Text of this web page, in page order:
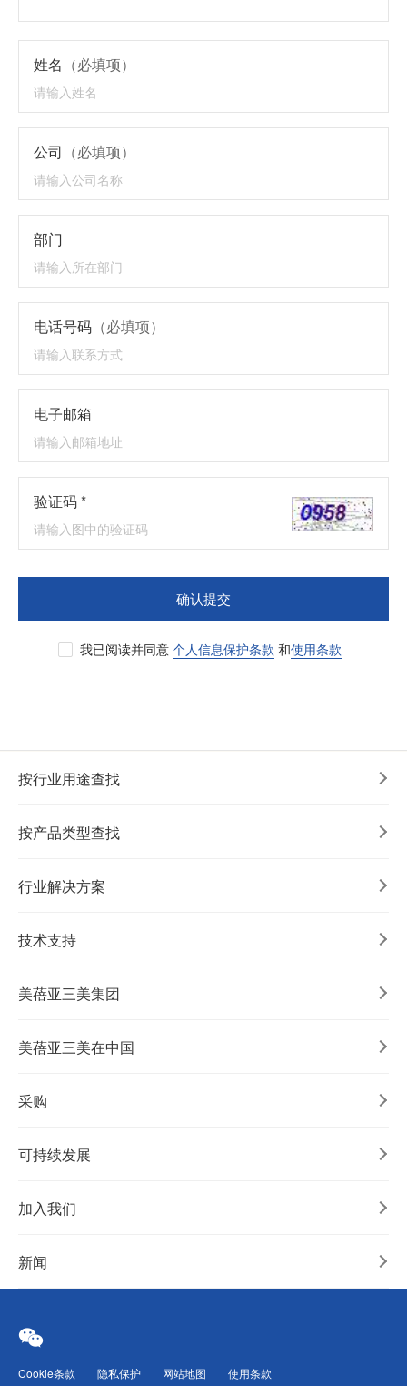
姓名 （必填项）
公司 （必填项）
部门
电话号码 （必填项）
电子邮箱
验证码 *
确认提交
我已阅读并同意 个人信息保护条款 和使用条款
按行业用途查找
按产品类型查找
行业解决方案
技术支持
美蓓亚三美集团
美蓓亚三美在中国
采购
可持续发展
加入我们
新闻
Cookie条款 隐私保护 网站地图 使用条款